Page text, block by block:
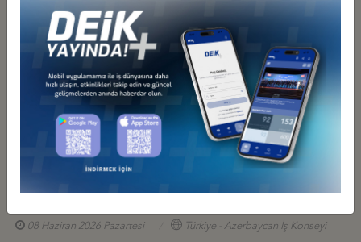
Diğer Duyurular
GÜRCİSTAN YATIRIM PROJELERİ HK.
27 Temmuz 2026 Pazartesi Türkiye - Gürcistan İş Konseyi
AFGANİSTAN TALK MADEN SAHASI GELİŞTİRME İHALESİ HK
27 Temmuz 2026 Pazartesi Türkiye - Afganistan İş Konseyi
08 Haziran 2026 Pazartesi Türkiye - Azerbaycan İş Konseyi